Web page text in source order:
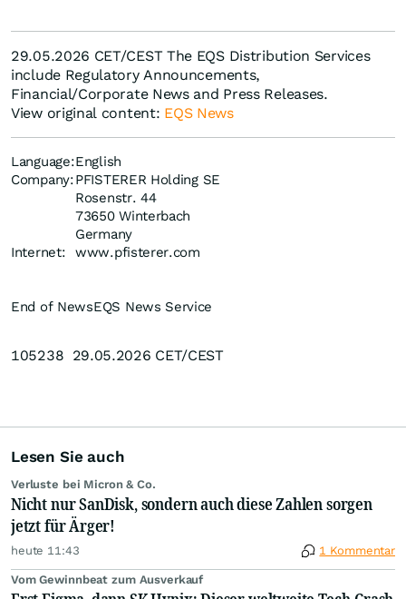
29.05.2026 CET/CEST The EQS Distribution Services
include Regulatory Announcements,
Financial/Corporate News and Press Releases.
View original content: EQS News
Language:English
Company:PFISTERER Holding SE
Rosenstr. 44
73650 Winterbach
Germany
Internet:
www.pfisterer.com
End of NewsEQS News Service
105238 29.05.2026 CET/CEST
Lesen Sie auch
Verluste bei Micron & Co.
Nicht nur SanDisk, sondern auch diese Zahlen sorgen
jetzt für Ärger!
heute 11:43 1 Kommentar
Vom Gewinnbeat zum Ausverkauf